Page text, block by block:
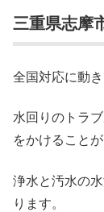
三重県志摩
全国対応に動
水回りのトラ
をかけること
浄水と汚水の
ります。